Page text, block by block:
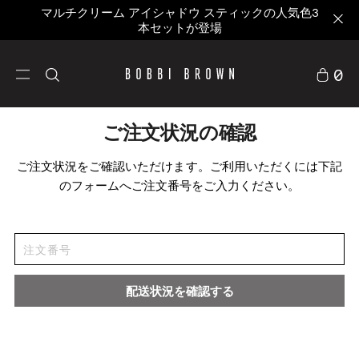
マルチクリーム アイシャドウ スティックの人気色3
本セットが登場
0
ご注文状況の確認
ご注文状況をご確認いただけます。ご利用いただくには下記
のフォームへご注文番号をご入力ください。
配送状況を確認する